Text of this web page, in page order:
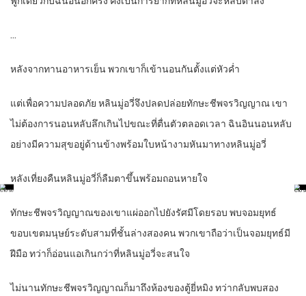
…
หลังจากทานอาหารเย็น พวกเขาก็เข้านอนกันตั้งแต่หัวค่ำ
แต่เพื่อความปลอดภัย หลินมู่อวี่จึงปลดปล่อยทักษะชีพจรวิญญาณ เขา
ไม่ต้องการนอนหลับลึกเกินไปขณะที่ตื่นตัวตลอดเวลา ฉินอินนอนหลับ
อย่างมีความสุขอยู่ด้านข้างพร้อมใบหน้างามหันมาทางหลินมู่อวี่
หลังเที่ยงคืนหลินมู่อวี่ก็ลืมตาขึ้นพร้อมถอนหายใจ
ทักษะชีพจรวิญญาณของเขาแผ่ออกไปยังรัศมีโดยรอบ พบจอมยุทธ์
ขอบเขตมนุษย์ระดับสามที่ชั้นล่างสองคน พวกเขาถือว่าเป็นจอมยุทธ์มี
ฝีมือ ทว่าก็อ่อนแอเกินกว่าที่หลินมู่อวี่จะสนใจ
ไม่นานทักษะชีพจรวิญญาณก็มาถึงห้องของตู้ยี่หมิง ทว่ากลับพบสอง